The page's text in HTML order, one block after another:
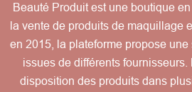
Beauté Produit est une boutique
la vente de produits de maquillage
en 2015, la plateforme propose
issues de différents fournisseurs.
disposition des produits dans